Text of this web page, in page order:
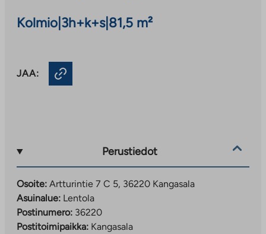
Kolmio 3h+k+s| 81,5 m²
JAA:
Perustiedot
Osoite: Artturintie 7 C 5, 36220 Kangasala
Asuinalue: Lentola
Postinumero: 36220
Postitoimipaikka: Kangasala